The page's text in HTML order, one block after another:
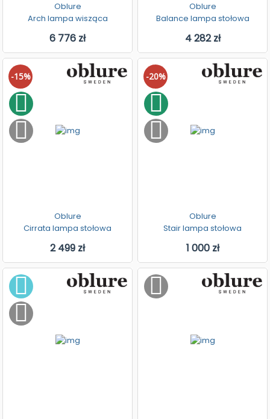
Oblure
Arch lampa wisząca
6 776 zł
Oblure
Balance lampa stołowa
4 282 zł
-15%
Oblure
Cirrata lampa stołowa
2 499 zł
-20%
Oblure
Stair lampa stołowa
1 000 zł